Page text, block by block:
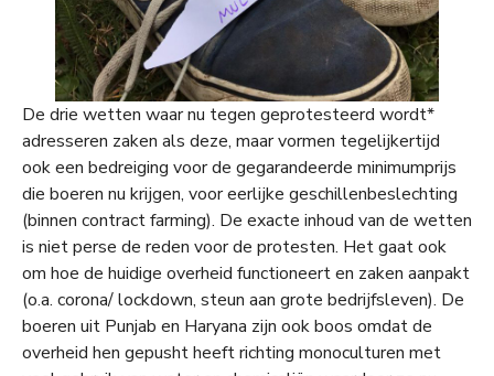
De drie wetten waar nu tegen geprotesteerd wordt*
adresseren zaken als deze, maar vormen tegelijkertijd
ook een bedreiging voor de gegarandeerde minimumprijs
die boeren nu krijgen, voor eerlijke geschillenbeslechting
(binnen contract farming). De exacte inhoud van de wetten
is niet perse de reden voor de protesten. Het gaat ook
om hoe de huidige overheid functioneert en zaken aanpakt
(o.a. corona/ lockdown, steun aan grote bedrijfsleven). De
boeren uit Punjab en Haryana zijn ook boos omdat de
overheid hen gepusht heeft richting monoculturen met